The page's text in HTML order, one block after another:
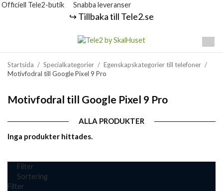
Officiell Tele2-butik Snabba leveranser
↪️ Tillbaka till Tele2.se
Startsida / Specialkategorier / Egenskapskategorier till telefoner /
Motivfodral till Google Pixel 9 Pro
Motivfodral till Google Pixel 9 Pro
ALLA PRODUKTER
Inga produkter hittades.
Filter
Sortering
Filter